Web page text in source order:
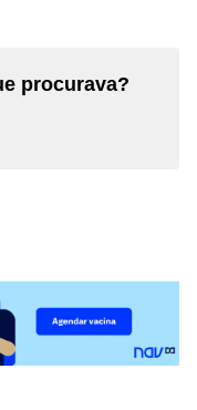
procurava?